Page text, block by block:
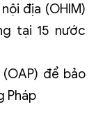
địa (OHIM)
tại 15 nước
để bảo
Pháp